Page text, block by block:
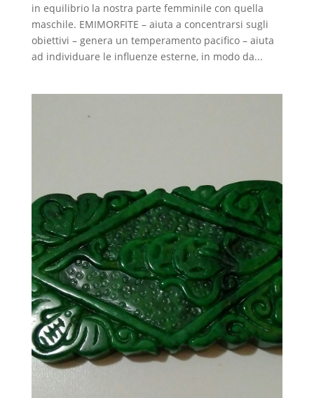
in equilibrio la nostra parte femminile con quella
maschile. EMIMORFITE – aiuta a concentrarsi sugli
obiettivi – genera un temperamento pacifico – aiuta
ad individuare le influenze esterne, in modo da...